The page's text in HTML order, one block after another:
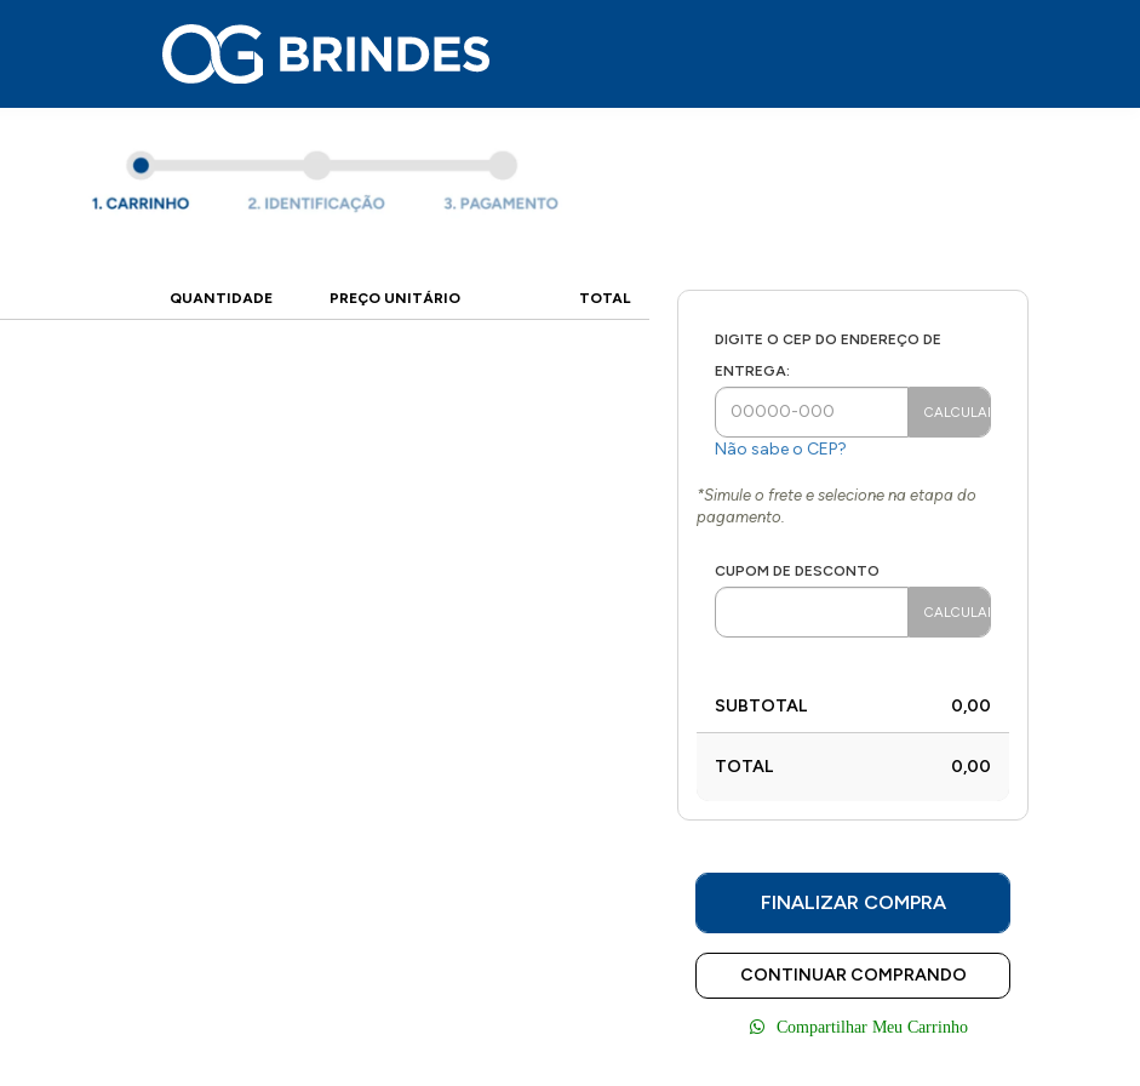
QUANTIDADE PREÇO UNITÁRIO TOTAL
DIGITE O CEP DO ENDEREÇO DE
ENTREGA:
Não sabe o CEP?
*Simule o frete e selecione na etapa do
pagamento.
CUPOM DE DESCONTO
SUBTOTAL 0,00
TOTAL 0,00
FINALIZAR COMPRA
CONTINUAR COMPRANDO
Compartilhar Meu Carrinho